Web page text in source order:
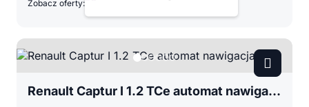
Zobacz oferty:
Renault Captur I 1.2 TCe automat nawigacja